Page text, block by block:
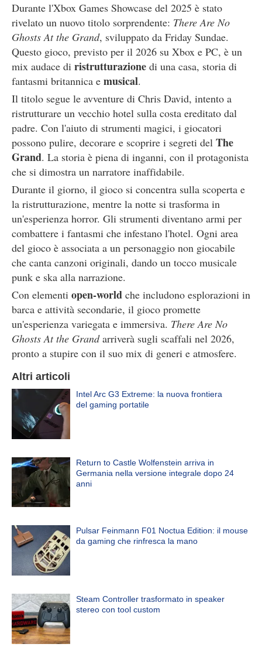
Durante l'Xbox Games Showcase del 2025 è stato
rivelato un nuovo titolo sorprendente: There Are No
Ghosts At the Grand, sviluppato da Friday Sundae.
Questo gioco, previsto per il 2026 su Xbox e PC, è un
mix audace di ristrutturazione di una casa, storia di
fantasmi britannica e musical.
Il titolo segue le avventure di Chris David, intento a
ristrutturare un vecchio hotel sulla costa ereditato dal
padre. Con l'aiuto di strumenti magici, i giocatori
possono pulire, decorare e scoprire i segreti del The
Grand. La storia è piena di inganni, con il protagonista
che si dimostra un narratore inaffidabile.
Durante il giorno, il gioco si concentra sulla scoperta e
la ristrutturazione, mentre la notte si trasforma in
un'esperienza horror. Gli strumenti diventano armi per
combattere i fantasmi che infestano l'hotel. Ogni area
del gioco è associata a un personaggio non giocabile
che canta canzoni originali, dando un tocco musicale
punk e ska alla narrazione.
Con elementi open-world che includono esplorazioni in
barca e attività secondarie, il gioco promette
un'esperienza variegata e immersiva. There Are No
Ghosts At the Grandarriverà sugli scaffali nel 2026,
pronto a stupire con il suo mix di generi e atmosfere.
Altri articoli
Intel Arc G3 Extreme: la nuova frontiera
del gaming portatile
Return to Castle Wolfenstein arriva in
Germania nella versione integrale dopo 24
anni
Pulsar Feinmann F01 Noctua Edition: il mouse
da gaming che rinfresca la mano
Steam Controller trasformato in speaker
stereo con tool custom